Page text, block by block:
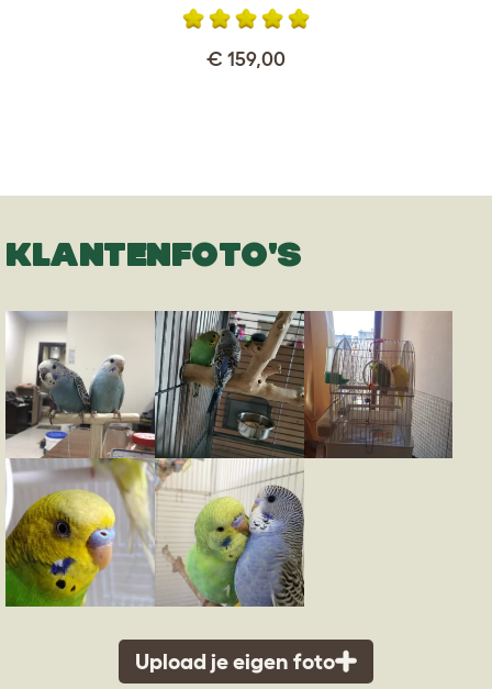
€ 159,00
KLANTENFOTO'S
Upload je eigen foto